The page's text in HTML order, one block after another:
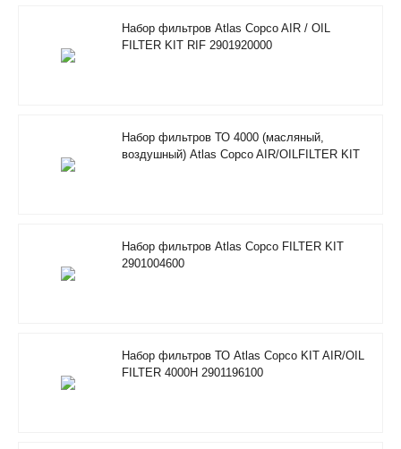
Набор фильтров Atlas Copco AIR / OIL
FILTER KIT RIF 2901920000
Набор фильтров ТО 4000 (масляный,
воздушный) Atlas Copco AIR/OILFILTER KIT
Набор фильтров Atlas Copco FILTER KIT
2901004600
Набор фильтров ТО Atlas Copco KIT AIR/OIL
FILTER 4000H 2901196100